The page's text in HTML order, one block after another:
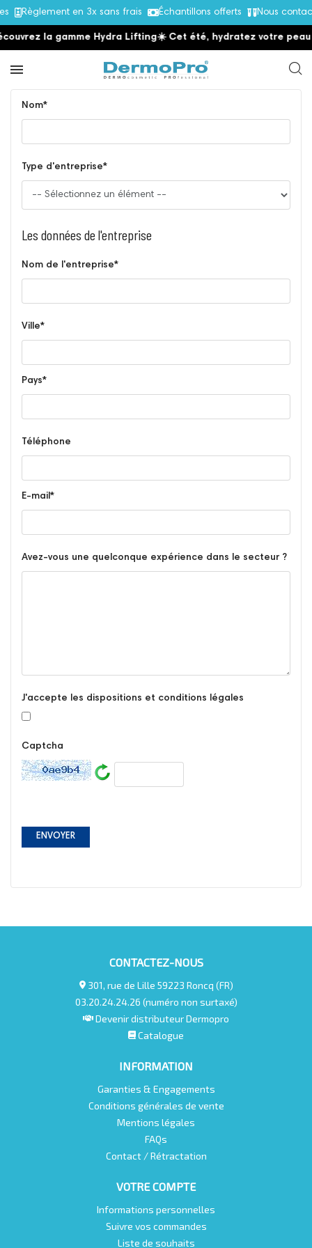
Règlement en 3x sans frais Échantillons offerts Nous
la gamme Hydra Lifting☀️ Cet été, hydratez votre peau
Nom*
Type d'entreprise*
Les données de l'entreprise
Nom de l'entreprise*
Ville*
Pays*
Téléphone
E-mail*
Avez-vous une quelconque expérience dans le secteur ?
J'accepte les dispositions et conditions légales
Captcha
CONTACTEZ-NOUS
301, rue de Lille 59223 Roncq (FR)
03.20.24.24.26 (numéro non surtaxé)
Devenir distributeur Dermopro
Catalogue
INFORMATION
Garanties & Engagements
Conditions générales de vente
Mentions légales
FAQs
Contact / Rétractation
VOTRE COMPTE
Informations personnelles
Suivre vos commandes
Liste de souhaits